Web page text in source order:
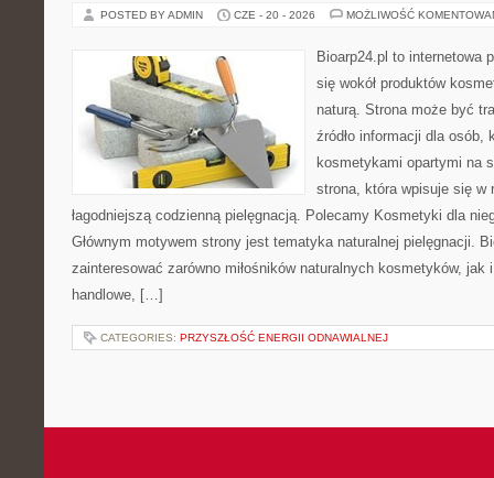
POSTED BY ADMIN CZE - 20 - 2026 MOŻLIWOŚĆ
Bioarp24.pl to internetowa
się wokół produktów
naturą. Strona może być
źródło informacji dla osób,
kosmetykami opartymi na
strona, która wpisuje się w
łagodniejszą codzienną pielęgnacją. Polecamy Kosmetyki dla
Głównym motywem strony jest tematyka naturalnej pielęgnacji.
zainteresować zarówno miłośników naturalnych kosmetyków, jak
handlowe, […]
CATEGORIES: PRZYSZŁOŚĆ ENERGII ODNAWIALNEJ